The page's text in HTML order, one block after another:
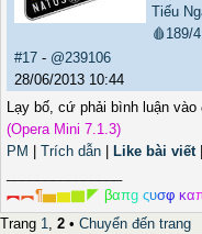
Tiếu
🩸189/
#17 - @239106
28/06/2013 10:44
Lạy bố, cứ phải bình luận vào
(Opera Mini 7.1.3)
PM
Trích dẫn Like bài viết|
︻︻¶▅▆▇◤ βαπg ςυσφ κα
Trang 1, 2 • Chuyển đến trang